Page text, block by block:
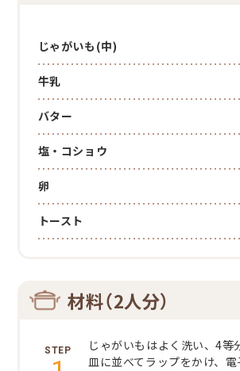
じゃがいも(中)
牛乳
バター
塩・コショウ
卵
トースト
材料（2人分）
じゃがいもはよく洗い、4等
皿に並べてラップをかけ、